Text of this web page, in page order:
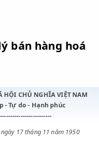
quản lý bán
CỘNG HÒA XÃ HỘI CHỦ
Độc lập - Tự do -